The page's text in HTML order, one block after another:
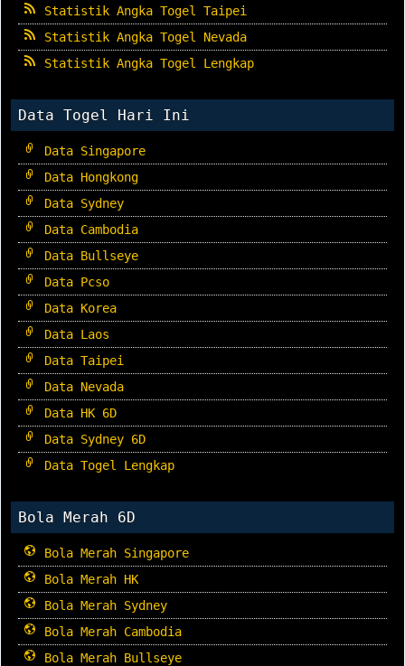
Statistik Angka Togel Taipei
Statistik Angka Togel Nevada
Statistik Angka Togel Lengkap
Data Togel Hari Ini
Data Singapore
Data Hongkong
Data Sydney
Data Cambodia
Data Bullseye
Data Pcso
Data Korea
Data Laos
Data Taipei
Data Nevada
Data HK 6D
Data Sydney 6D
Data Togel Lengkap
Bola Merah 6D
Bola Merah Singapore
Bola Merah HK
Bola Merah Sydney
Bola Merah Cambodia
Bola Merah Bullseye